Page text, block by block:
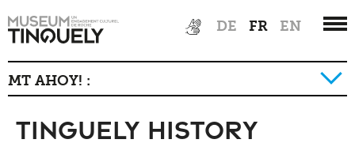
Hauptnavigation
to
content
DE FR EN
MT AHOY! :
Itinéraire
Tinguely History
Tutoriels
Parcours
Tinguely on the Road
Schauatelier
Conférence
Tinguely Studies
Machine Builder
confidentialité
Politique de confidentialité
Newsletter
Inclusif
Voir
Presse
Tinguely History